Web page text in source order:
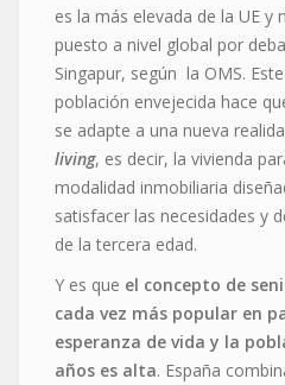
es la más elevada de la UE y
puesto a nivel global por
Singapur, según la OMS.
población envejecida hace
se adapte a una nueva
living, es decir, la vivienda
modalidad inmobiliaria
satisfacer las necesidades y
de la tercera edad.
Y es que el concepto de
cada vez más popular en
esperanza de vida y la
años es alta. España